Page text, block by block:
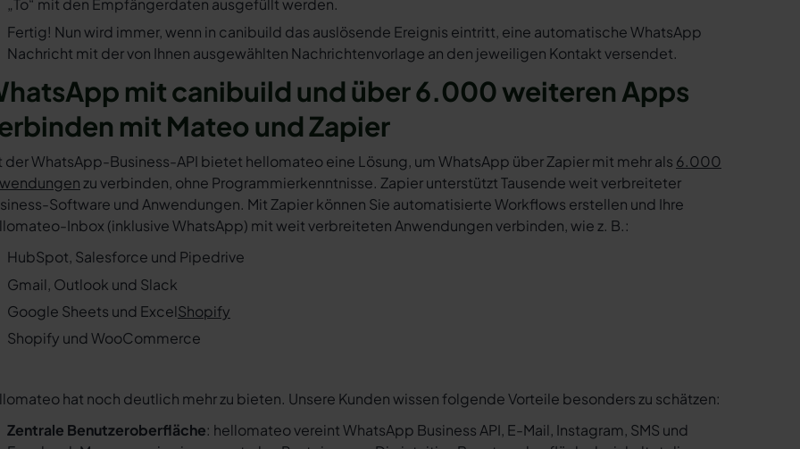
„To“ mit den Empfängerdaten ausgefüllt werden.
Fertig! Nun wird immer, wenn in canibuild das auslösende Ereignis eintritt, eine automatische WhatsApp
Nachricht mit der von Ihnen ausgewählten Nachrichtenvorlage an den jeweiligen Kontakt versendet.
mit canibuild und über 6.000 weiteren Apps
mit Mateo und Zapier
der WhatsApp-Business-API bietet hellomateo eine Lösung, um WhatsApp über Zapier mit mehr als 6.000
zu verbinden, ohne Programmierkenntnisse. Zapier unterstützt Tausende weit verbreiteter
Software und Anwendungen. Mit Zapier können Sie automatisierte Workflows erstellen und Ihre
Inbox (inklusive WhatsApp) mit weit verbreiteten Anwendungen verbinden, wie z. B.:
HubSpot, Salesforce und Pipedrive
Gmail, Outlook und Slack
Google Sheets und ExcelShopify
Shopify und WooCommerce
hat noch deutlich mehr zu bieten. Unsere Kunden wissen folgende Vorteile besonders zu schätzen:
Zentrale Benutzeroberfläche: hellomateo vereint WhatsApp Business API, E-Mail, Instagram, SMS und